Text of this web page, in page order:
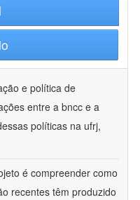
e política de
entre a bncc e a
políticas na ufrj,
é compreender como
recentes têm produzido